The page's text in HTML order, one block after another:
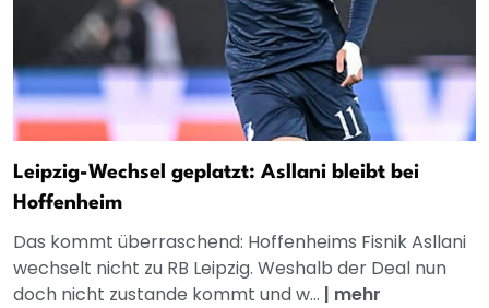
Leipzig-Wechsel geplatzt: Asllani bleibt bei
Hoffenheim
Das kommt überraschend: Hoffenheims Fisnik Asllani
wechselt nicht zu RB Leipzig. Weshalb der Deal nun
doch nicht zustande kommt und w... | mehr